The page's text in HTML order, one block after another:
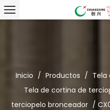
Inicio / Productos / Tela
Tela de cortina de
terciopelo bronceador /